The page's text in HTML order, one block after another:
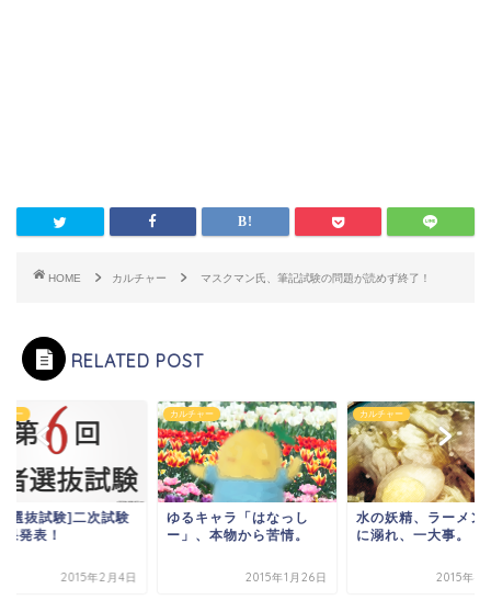
HOME カルチャー マスクマン氏、筆記試験の問題が読めず終了！
RELATED POST
ャー
選抜試験]二次試験
果発表！
2015年2月4日
カルチャー
ゆるキャラ「はなっし
ー」、本物から苦情。
2015年1月26日
カルチャー
水の妖精、ラーメン
に溺れ、一大事。
2015年4